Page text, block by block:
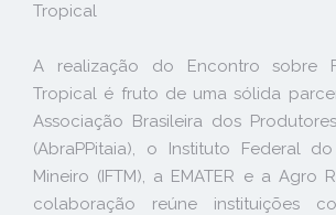
Tropical
A realização do Encontro sobre
Tropical é fruto de uma sólida
Associação Brasileira dos
(AbraPPitaia), o Instituto Federal
Mineiro (IFTM), a EMATER e a Agro
colaboração reúne instituições